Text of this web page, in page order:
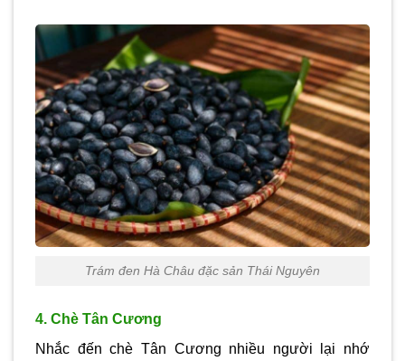
Trám đen Hà Châu đặc sản Thái Nguyên
4. Chè Tân Cương
Nhắc đến chè Tân Cương nhiều người lại nhớ